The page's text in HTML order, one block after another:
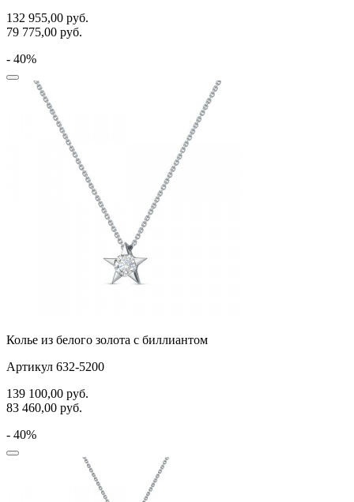
132 955,00 руб.
79 775,00 руб.
- 40%
Колье из белого золота с биллиантом
Артикул 632-5200
139 100,00 руб.
83 460,00 руб.
- 40%